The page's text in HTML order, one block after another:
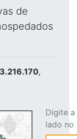
de
,
Digite
lado no